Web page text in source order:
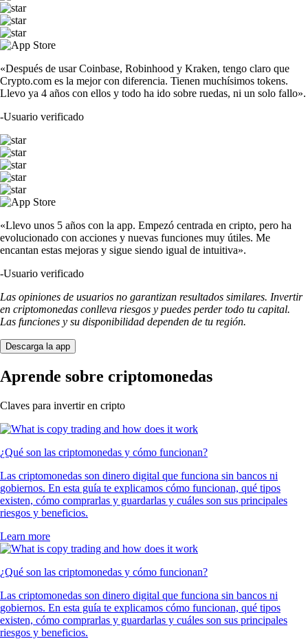
«Después de usar Coinbase, Robinhood y Kraken, tengo claro que
Crypto.com es la mejor con diferencia. Tienen muchísimos tokens.
Llevo ya 4 años con ellos y todo ha ido sobre ruedas, ni un solo fallo».
-Usuario verificado
«Llevo unos 5 años con la app. Empezó centrada en cripto, pero ha
evolucionado con acciones y nuevas funciones muy útiles. Me
encantan estas mejoras y sigue siendo igual de intuitiva».
-Usuario verificado
Las opiniones de usuarios no garantizan resultados similares. Invertir
en criptomonedas conlleva riesgos y puedes perder todo tu capital.
Las funciones y su disponibilidad dependen de tu región.
Descarga la app
Aprende sobre criptomonedas
Claves para invertir en cripto
¿Qué son las criptomonedas y cómo funcionan?
Las criptomonedas son dinero digital que funciona sin bancos ni
gobiernos. En esta guía te explicamos cómo funcionan, qué tipos
existen, cómo comprarlas y guardarlas y cuáles son sus principales
riesgos y beneficios.
Learn more
¿Qué son las criptomonedas y cómo funcionan?
Las criptomonedas son dinero digital que funciona sin bancos ni
gobiernos. En esta guía te explicamos cómo funcionan, qué tipos
existen, cómo comprarlas y guardarlas y cuáles son sus principales
riesgos y beneficios.